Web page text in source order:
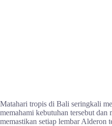
Matahari tropis di Bali seringkali
memahami kebutuhan tersebut
memastikan setiap lembar Alderon